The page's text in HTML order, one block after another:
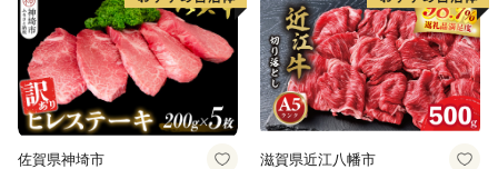
佐賀県神埼市 滋賀県近江八幡市